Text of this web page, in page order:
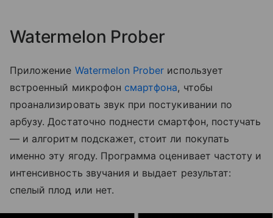
Watermelon Prober
Приложение Watermelon Prober использует
встроенный микрофон смартфона, чтобы
проанализировать звук при постукивании по
арбузу. Достаточно поднести смартфон, постучать
— и алгоритм подскажет, стоит ли покупать
именно эту ягоду. Программа оценивает частоту и
интенсивность звучания и выдает результат:
спелый плод или нет.